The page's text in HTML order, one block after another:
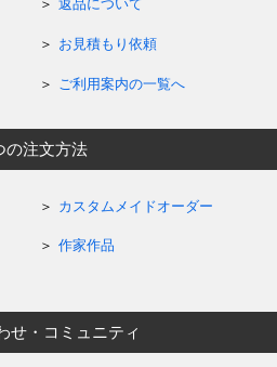
返品について
お見積もり依頼
ご利用案内の一覧へ
の注文方法
カスタムメイドオーダー
作家作品
せ・コミュニティ